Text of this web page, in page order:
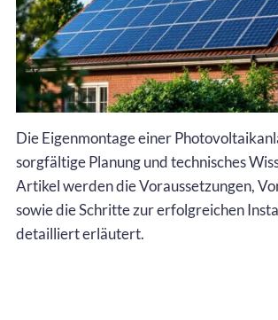
Die Eigenmontage einer
sorgfältige Planung und technisches
Artikel werden die Voraussetzungen,
sowie die Schritte zur erfolgreichen
detailliert erläutert.